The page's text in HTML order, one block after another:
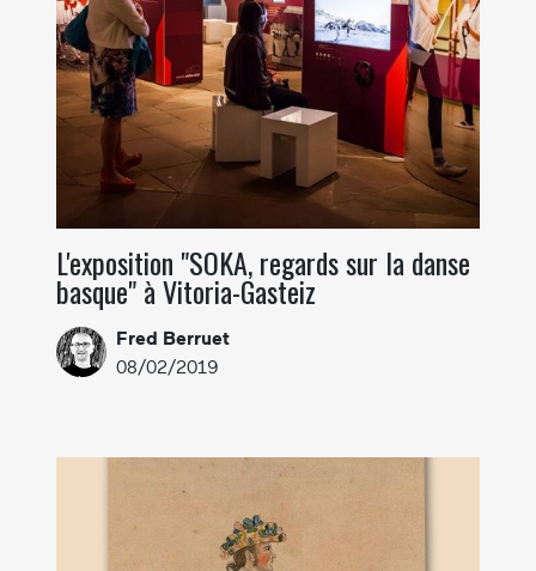
L'exposition "SOKA, regards sur la danse
basque" à Vitoria-Gasteiz
Fred Berruet
08/02/2019